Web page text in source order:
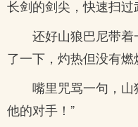
长剑的剑尖，快速扫过
还好山狼巴尼带
了一下，灼热但没有燃
嘴里咒骂一句，山
他的对手！”